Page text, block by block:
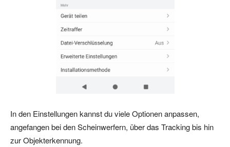
In den Einstellungen kannst du viele Optionen anpassen,
angefangen bei den Scheinwerfern, über das Tracking bis hin
zur Objekterkennung.